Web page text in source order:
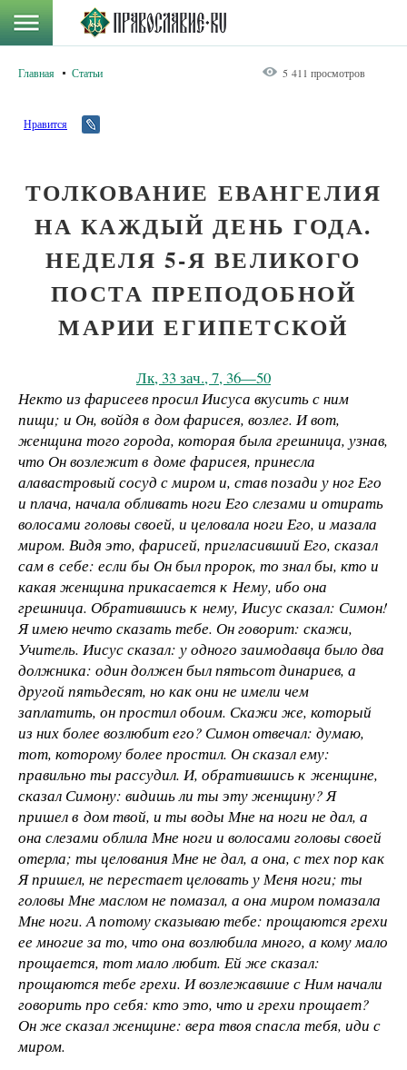
Главная Статьи 5 411 просмотров
Нравится
ТОЛКОВАНИЕ ЕВАНГЕЛИЯ
НА КАЖДЫЙ ДЕНЬ ГОДА.
НЕДЕЛЯ 5-Я ВЕЛИКОГО
ПОСТА ПРЕПОДОБНОЙ
МАРИИ ЕГИПЕТСКОЙ
Лк, 33 зач., 7, 36—50
Некто из фарисеев просил Иисуса вкусить с ним
пищи; и Он, войдя в дом фарисея, возлег. И вот,
женщина того города, которая была грешница, узнав,
что Он возлежит в доме фарисея, принесла
алавастровый сосуд с миром и, став позади у ног Его
и плача, начала обливать ноги Его слезами и отирать
волосами головы своей, и целовала ноги Его, и мазала
миром. Видя это, фарисей, пригласивший Его, сказал
сам в себе: если бы Он был пророк, то знал бы, кто и
какая женщина прикасается к Нему, ибо она
грешница. Обратившись к нему, Иисус сказал: Симон!
Я имею нечто сказать тебе. Он говорит: скажи,
Учитель. Иисус сказал: у одного заимодавца было два
должника: один должен был пятьсот динариев, а
другой пятьдесят, но как они не имели чем
заплатить, он простил обоим. Скажи же, который
из них более возлюбит его? Симон отвечал: думаю,
тот, которому более простил. Он сказал ему:
правильно ты рассудил. И, обратившись к женщине,
сказал Симону: видишь ли ты эту женщину? Я
пришел в дом твой, и ты воды Мне на ноги не дал, а
она слезами облила Мне ноги и волосами головы своей
отерла; ты целования Мне не дал, а она, с тех пор как
Я пришел, не перестает целовать у Меня ноги; ты
головы Мне маслом не помазал, а она миром помазала
Мне ноги. А потому сказываю тебе: прощаются грехи
ее многие за то, что она возлюбила много, а кому мало
прощается, тот мало любит. Ей же сказал:
прощаются тебе грехи. И возлежавшие с Ним начали
говорить про себя: кто это, что и грехи прощает?
Он же сказал женщине: вера твоя спасла тебя, иди с
миром.